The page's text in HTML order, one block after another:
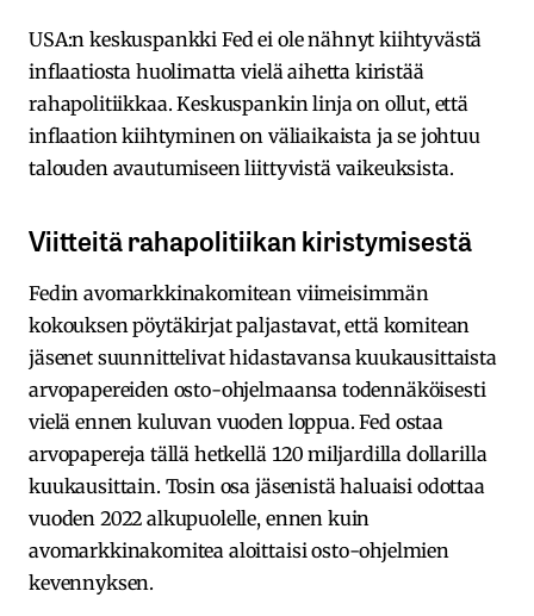
USA:n keskuspankki Fed ei ole nähnyt kiihtyvästä
inflaatiosta huolimatta vielä aihetta kiristää
rahapolitiikkaa. Keskuspankin linja on ollut, että
inflaation kiihtyminen on väliaikaista ja se johtuu
talouden avautumiseen liittyvistä vaikeuksista.
Viitteitä rahapolitiikan kiristymisestä
Fedin avomarkkinakomitean viimeisimmän
kokouksen pöytäkirjat paljastavat, että komitean
jäsenet suunnittelivat hidastavansa kuukausittaista
arvopapereiden osto-ohjelmaansa todennäköisesti
vielä ennen kuluvan vuoden loppua. Fed ostaa
arvopapereja tällä hetkellä 120 miljardilla dollarilla
kuukausittain. Tosin osa jäsenistä haluaisi odottaa
vuoden 2022 alkupuolelle, ennen kuin
avomarkkinakomitea aloittaisi osto-ohjelmien
kevennyksen.